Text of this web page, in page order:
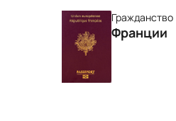
Гражданство
Франции